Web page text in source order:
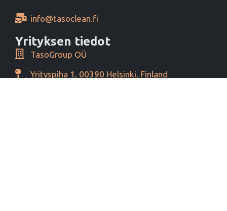
info@tasoclean.fi
Yrityksen tiedot
TasoGroup OÜ
Yrityspiha 1, 00390 Helsinki, Finland